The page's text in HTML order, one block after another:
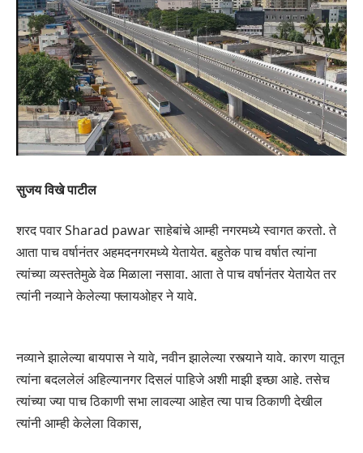
सुजय विखे पाटील
शरद पवार Sharad pawar साहेबांचे आम्ही नगरमध्ये स्वागत करतो. ते
आता पाच वर्षानंतर अहमदनगरमध्ये येतायेत. बहुतेक पाच वर्षात त्यांना
त्यांच्या व्यस्ततेमुळे वेळ मिळाला नसावा. आता ते पाच वर्षानंतर येतायेत तर
त्यांनी नव्याने केलेल्या फ्लायओहर ने यावे.
नव्याने झालेल्या बायपास ने यावे, नवीन झालेल्या रस्त्याने यावे. कारण यातून
त्यांना बदललेलं अहिल्यानगर दिसलं पाहिजे अशी माझी इच्छा आहे. तसेच
त्यांच्या ज्या पाच ठिकाणी सभा लावल्या आहेत त्या पाच ठिकाणी देखील
त्यांनी आम्ही केलेला विकास,